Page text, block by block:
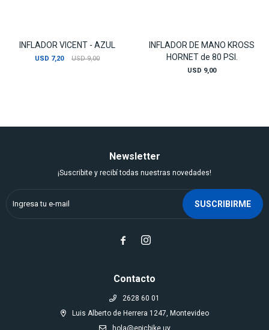
INFLADOR VICENT - AZUL
USD 7,20 USD 9,00
INFLADOR DE MANO KROSS
HORNET de 80 PSI.
USD 9,00
Contacto
2628 60 01
Luis Alberto de Herrera 1247, Montevideo
hola@epicbike.uy
Newsletter
¡Suscribite y recibí todas nuestras novedades!
SUSCRIBIRME
 